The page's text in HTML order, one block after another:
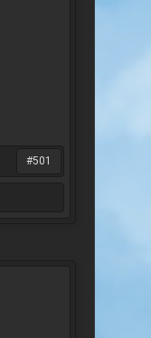
#501